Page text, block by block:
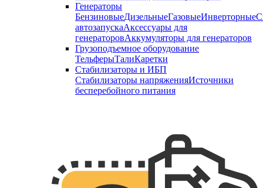
Генераторы
БензиновыеДизельныеГазовыеИнверторные
автозапускаАксессуары для
генераторовАккумуляторы для генераторов
Грузоподъемное оборудование
ТельферыТалиКаретки
Стабилизаторы и ИБП
Стабилизаторы напряженияИсточники
бесперебойного питания